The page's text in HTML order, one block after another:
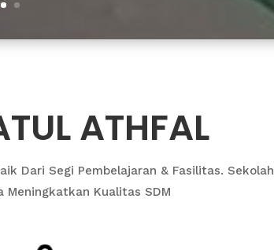
ATHFAL
Dari Segi Pembelajaran & Fasilitas. Sekolah
Meningkatkan Kualitas SDM